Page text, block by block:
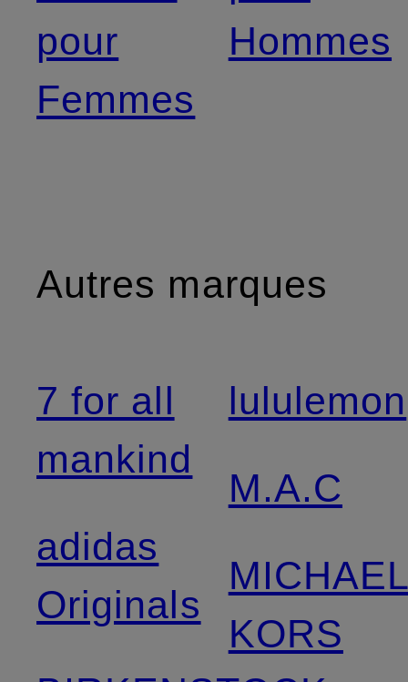
pour
Femmes
Hommes
Autres marques
7 for all
mankind
adidas
Originals
lululemon
M.A.C
KORS